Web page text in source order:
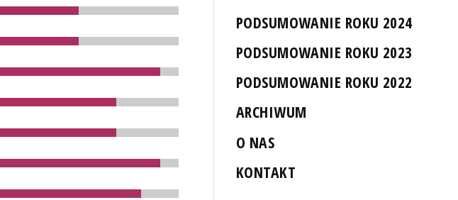
PODSUMOWANIE ROKU 2024
PODSUMOWANIE ROKU 2023
PODSUMOWANIE ROKU 2022
ARCHIWUM
O NAS
KONTAKT